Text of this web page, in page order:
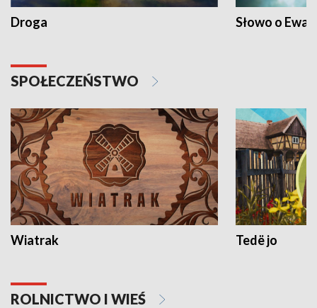
Droga Słowo o
SPOŁECZEŃSTWO
Wiatrak Tedë jo
ROLNICTWO I WIEŚ